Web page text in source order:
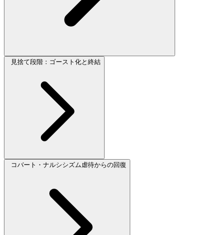
見捨て段階：ゴースト化と終結
コバート・ナルシシズム虐待からの回復